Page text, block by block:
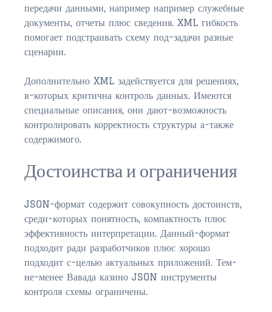
передачи данными, например например служебные
документы, отчеты плюс сведения. XML гибкость
помогает подстраивать схему под-задачи разные
сценарии.
Дополнительно XML задействуется для решениях,
в-которых критична контроль данных. Имеются
специальные описания, они дают-возможность
контролировать корректность структуры а-также
содержимого.
Достоинства и ограничения
JSON-формат содержит совокупность достоинств,
среди-которых понятность, компактность плюс
эффективность интерпретации. Данный-формат
подходит ради разработчиков плюс хорошо
подходит с-целью актуальных приложений. Тем-
не-менее Вавада казино JSON инструменты
контроля схемы ограничены.